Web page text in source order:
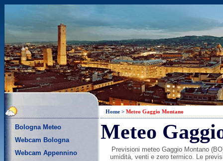
Bologna Meteo
Webcam Bologna
Webcam Appennino
Home > Meteo Gaggio Montano
Meteo
Previsioni meteo Gaggio Montano
umidità, venti e zero termico. Le